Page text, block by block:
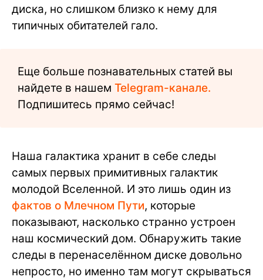
диска, но слишком близко к нему для
типичных обитателей гало.
Еще больше познавательных статей вы
найдете в нашем Telegram-канале.
Подпишитесь прямо сейчас!
Наша галактика хранит в себе следы
самых первых примитивных галактик
молодой Вселенной. И это лишь один из
фактов о Млечном Пути, которые
показывают, насколько странно устроен
наш космический дом. Обнаружить такие
следы в перенаселённом диске довольно
непросто, но именно там могут скрываться